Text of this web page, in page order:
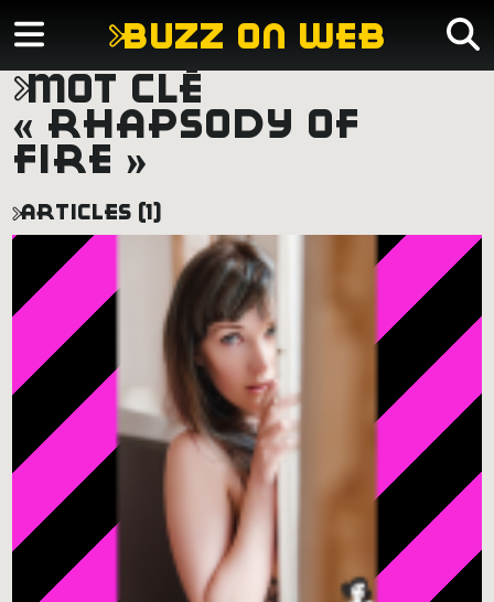
buzz on web
mot clé
« rhapsody of
fire »
articles (1)